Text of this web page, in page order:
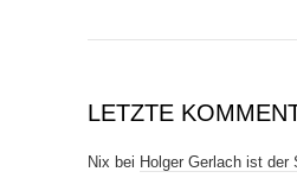
LETZTE
Nix bei Holger Gerlach ist der